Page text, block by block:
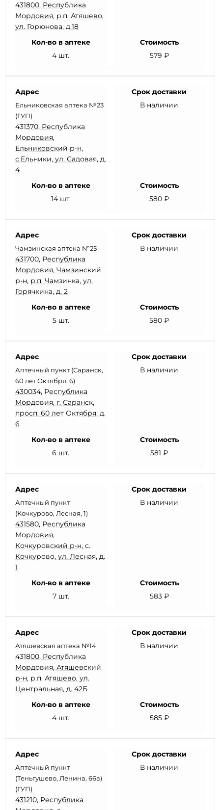
431800, Республика
Мордовия, р.п. Атяшево,
ул. Горюнова, д.18
Кол-во в аптеке
4 шт.
Стоимость
579 ₽
Адрес
Ельниковская аптека №23
(ГУП)
431370, Республика
Мордовия,
Ельниковский р-н,
с.Ельники, ул. Садовая, д.
4
Срок доставки
В наличии
Кол-во в аптеке
14 шт.
Стоимость
580 ₽
Адрес
Чамзинская аптека №25
431700, Республика
Мордовия, Чамзинский
р-н, р.п. Чамзинка, ул.
Горячкина, д. 2
Срок доставки
В наличии
Кол-во в аптеке
5 шт.
Стоимость
580 ₽
Адрес
Аптечный пункт (Саранск,
60 лет Октября, 6)
430034, Республика
Мордовия, г. Саранск,
просп. 60 лет Октября, д.
6
Срок доставки
В наличии
Кол-во в аптеке
6 шт.
Стоимость
581 ₽
Адрес
Аптечный пункт
(Кочкурово, Лесная, 1)
431580, Республика
Мордовия,
Кочкуровский р-н, с.
Кочкурово, ул. Лесная, д.
1
Срок доставки
В наличии
Кол-во в аптеке
7 шт.
Стоимость
583 ₽
Адрес
Атяшевская аптека №14
431800, Республика
Мордовия, Атяшевский
р-н, р.п. Атяшево, ул.
Центральная, д. 42Б
Срок доставки
В наличии
Кол-во в аптеке
4 шт.
Стоимость
585 ₽
Адрес
Аптечный пункт
(Теньгушево, Ленина, 66а)
(ГУП)
431210, Республика
Срок доставки
В наличии